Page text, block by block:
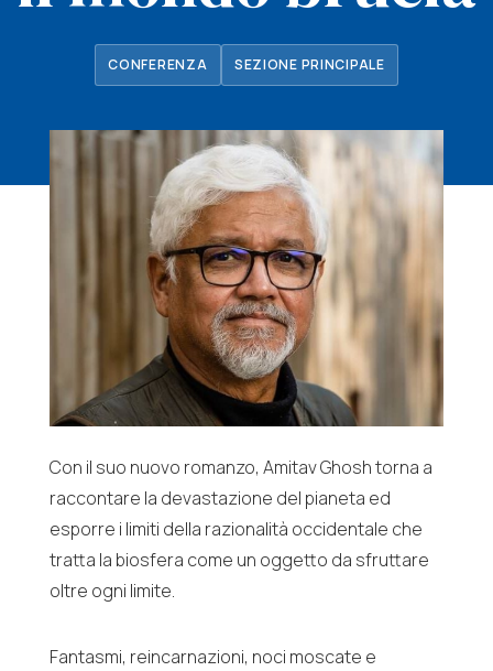
CONFERENZA SEZIONE PRINCIPALE
Con il suo nuovo romanzo, AmitavGhoshtorna a
raccontare la devastazione del pianeta ed
esporre i limiti della razionalità occidentale che
tratta la biosfera come un oggetto da sfruttare
oltre ogni limite.
Fantasmi, reincarnazioni, noci moscate e